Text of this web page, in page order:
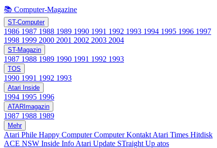
📚 Computer-Magazine
ST-Computer
1986 1987 1988 1989 1990 1991 1992 1993 1994 1995 1996 1997
1998 1999 2000 2001 2002 2003 2004
ST-Magazin
1987 1988 1989 1990 1991 1992 1993
TOS
1990 1991 1992 1993
Atari Inside
1994 1995 1996
ATARImagazin
1987 1988 1989
Mehr
Atari Phile Happy ComputerComputer Kontakt Atari Times Hitdisk
ACE NSW Inside Info Atari Update STraight Up atos